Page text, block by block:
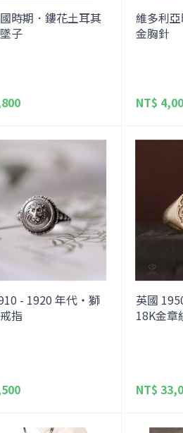
時期．鏤花土耳其
子
維多利
金胸針
NT$
- 1920 年代・獅
指
英國
18K金章
NT$